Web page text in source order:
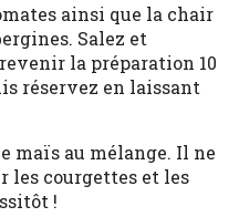
ainsi que la chair
Salez et
la préparation 10
réservez en laissant
maïs au mélange. Il ne
les courgettes et les
!